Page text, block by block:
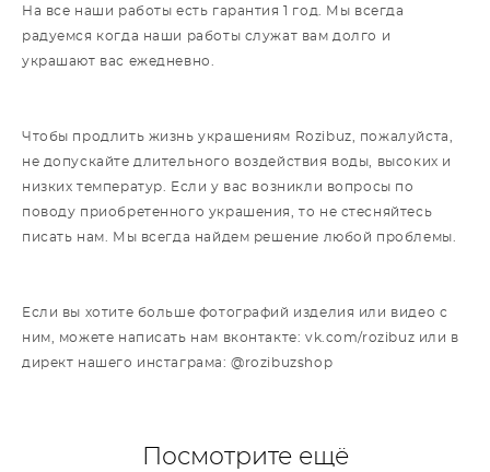
На все наши работы есть гарантия 1 год. Мы всегда
радуемся когда наши работы служат вам долго и
украшают вас ежедневно.
Чтобы продлить жизнь украшениям Rozibuz, пожалуйста,
не допускайте длительного воздействия воды, высоких и
низких температур. Если у вас возникли вопросы по
поводу приобретенного украшения, то не стесняйтесь
писать нам. Мы всегда найдем решение любой проблемы.
Если вы хотите больше фотографий изделия или видео с
ним, можете написать нам вконтакте: vk.com/rozibuz или в
директ нашего инстаграма: @rozibuzshop
Посмотрите ещё